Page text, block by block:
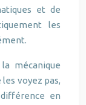
et de
les
mécanique
voyez pas,
en